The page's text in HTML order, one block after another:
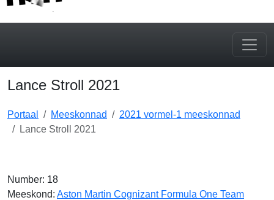
Lance Stroll 2021
Portaal Meeskonnad
2021 vormel-1 meeskonnad
Lance Stroll 2021
Number: 18
Meeskond: Aston Martin Cognizant Formula One Team